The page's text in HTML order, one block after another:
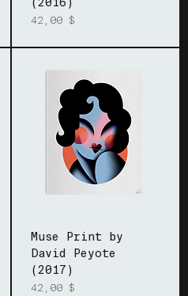
Prix
42,00 $
Muse Print by
David Peyote
(2017)
Prix
42,00 $